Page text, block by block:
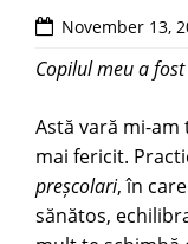
November 13,
Copilul meu a
Astă vară mi-
mai fericit.
preșcolari, în
sănătos,